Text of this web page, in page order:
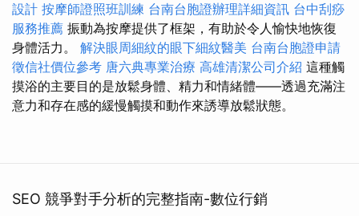
設計 按摩師證照班訓練 台南台胞證辦理詳細資訊 台中刮痧
服務推薦 振動為按摩提供了框架，有助於令人愉快地恢復
身體活力。 解決眼周細紋的眼下細紋醫美 台南台胞證申請
徵信社價位參考 唐六典專業治療 高雄清潔公司介紹 這種觸
摸浴的主要目的是放鬆身體、精力和情緒體——透過充滿注
意力和存在感的緩慢觸摸和動作來誘導放鬆狀態。
SEO 競爭對手分析的完整指南-數位行銷